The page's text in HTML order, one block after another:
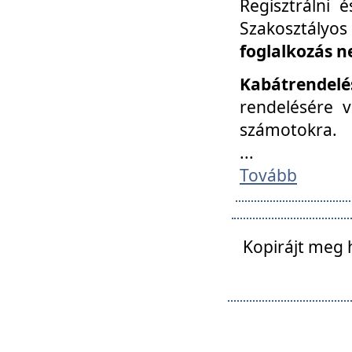
Regisztrálni
foglalkozás
rendelésére
számotokra.
...
Tovább
Kopirájt meg